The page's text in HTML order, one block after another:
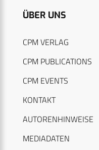
ÜBER UNS
CPM VERLAG
CPM PUBLICATIONS
CPM EVENTS
KONTAKT
AUTORENHINWEISE
MEDIADATEN